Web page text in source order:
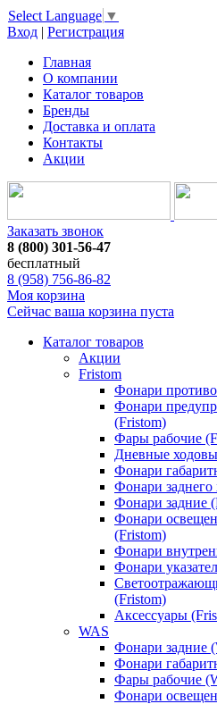
Select Language ▼
Вход | Регистрация
Главная
О компании
Каталог товаров
Бренды
Доставка и оплата
Контакты
Акции
Заказать звонок
8 (800) 301-56-47
бесплатный
8 (958) 756-86-82
Моя корзина
Сейчас ваша корзина пуста
Каталог товаров
Акции
Fristom
Фонари
Фонари
(Fristom)
Фары рабочие
Дневные
Фонари
Фонари заднего
Фонари задние
Фонари
(Fristom)
Фонари
Фонари
(Fristom)
Аксессуары
WAS
Фонари задние
Фонари
Фары рабочие
Фонари